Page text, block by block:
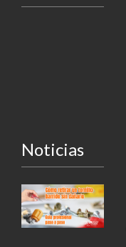
Noticias